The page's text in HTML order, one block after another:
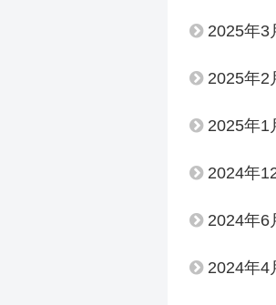
2025年3
2025年2
2025年1
2024年
2024年6
2024年4